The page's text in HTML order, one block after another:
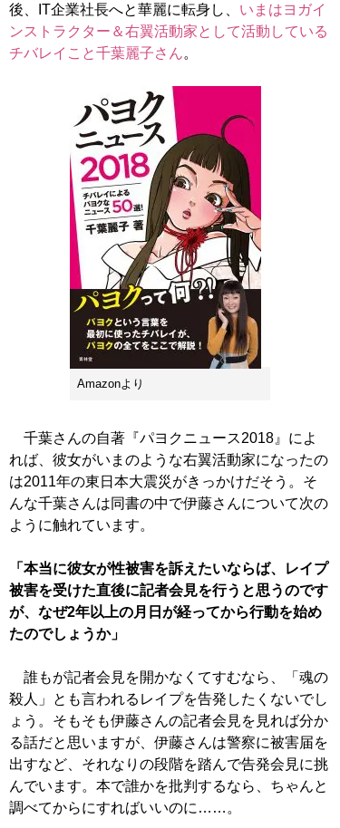
後、IT企業社長へと華麗に転身し、 いまはヨガイ
ンストラクター＆右翼活動家として活動している
チバレイこと千葉麗子さん。
Amazonより
千葉さんの自著『パヨクニュース2018』によ
れば、彼女がいまのような右翼活動家になったの
は2011年の東日本大震災がきっかけだそう。そ
んな千葉さんは同書の中で伊藤さんについて次の
ように触れています。
「本当に彼女が性被害を訴えたいならば、レイプ
被害を受けた直後に記者会見を行うと思うのです
が、なぜ2年以上の月日が経ってから行動を始め
たのでしょうか」
誰もが記者会見を開かなくてすむなら、「魂の
殺人」とも言われるレイプを告発したくないでし
ょう。そもそも伊藤さんの記者会見を見れば分か
る話だと思いますが、伊藤さんは警察に被害届を
出すなど、それなりの段階を踏んで告発会見に挑
んでいます。本で誰かを批判するなら、ちゃんと
調べてからにすればいいのに……。